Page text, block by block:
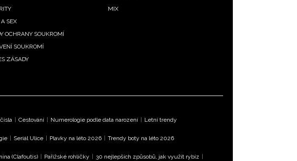
SEX
OCHRANY SOUKROMÍ
SOUKROMÍ
ZÁSADY
MIX
| Cestování | Numerologie podle data narození | Letní trendy
| Seriál Ulice | Plavky na léto 2026 | Trendy boty na léto 2026
(Clafoutis) | Pařížské rohlíčky | 30 nejlepších způsobů, jak využít rybíz |